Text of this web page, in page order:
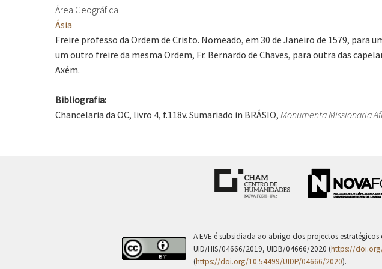
Área Geográfica
Ásia
Freire professo da Ordem de Cristo. Nomeado, em 30 de Janeiro de 1579, para
um outro freire da mesma Ordem, Fr. Bernardo de Chaves, para outra das
Axém.
Bibliografia:
Chancelaria da OC, livro 4, f.118v. Sumariado in BRÁSIO, Monumenta Missionaria
A EVE é subsidiada ao abrigo dos projectos
UID/HIS/04666/2019, UIDB/04666/2020 (https://
(https://doi.org/10.54499/UIDP/04666/2020).